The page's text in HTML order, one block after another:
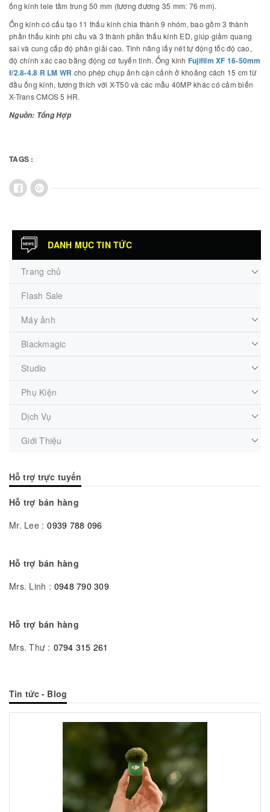
ống kính tele tầm trung 50 mm (tương đương 35 mm: 76 mm).
Ống kính có cấu tạo 11 thấu kính chia thành 9 nhóm, bao gồm 3 thành
phần thấu kính phi cầu và 3 thành phần thấu kính ED, giúp giảm quang
sai và cung cấp độ phân giải cao. Tính năng lấy nét tự động tốc độ cao,
độ chính xác cao bằng động cơ tuyến tính. Ống kính Fujifilm XF 16-50mm
f/2.8-4.8 R LM WR cho phép chụp ảnh cận cảnh ở khoảng cách 15 cm từ
đầu ống kính, tương thích với X-T50 và các mẫu 40MP khác có cảm biến
X-Trans CMOS 5 HR.
Nguồn: Tổng Hợp
TAGS :
DANH MỤC TIN TỨC
Trang chủ
Flash Sale
Máy ảnh
Blackmagic
Studio
Phụ Kiện
Dịch Vụ
Giới Thiệu
Hỗ trợ trực tuyến
Hỗ trợ bán hàng
Mr. Lee : 0939 788 096
Hỗ trợ bán hàng
Mrs. Linh : 0948 790 309
Hỗ trợ bán hàng
Mrs. Thư : 0794 315 261
Tin tức - Blog